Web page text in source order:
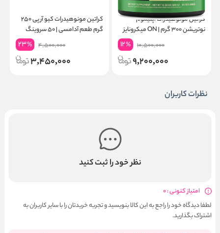
کراتین مونوهیدرات اپتیموم
نوتریشن ۳۰۰ گرم | ON میکرونایز
10,500,000
12%
9,200,000
کراتین مونوهیدرات کیو آر پی ۲۵۰
گرم طعم آدامسی | ۵۰ سروینگ
4,500,000
23%
3,450,000
نظرات کاربران
نظر خود را ثبت کنید
امتیاز کنونی : 0
لطفا دیدگاه خود را راجع به این کالا بنویسید و تجربه خریدتان را با سایر کاربران به
اشتراک بگذارید.